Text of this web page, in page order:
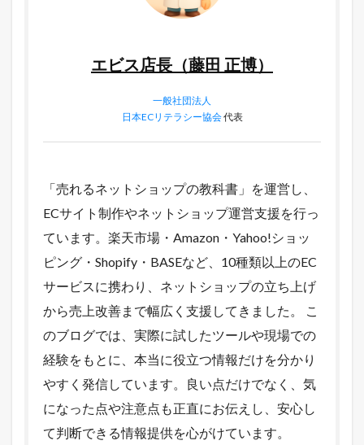
エビス店長（藤田 正博）
一般社団法人
日本ECリテラシー協会代表
「売れるネットショップの教科書」を運営し、
ECサイト制作やネットショップ運営支援を行っ
ています。楽天市場・Amazon・Yahoo!ショッ
ピング・Shopify・BASEなど、10種類以上のEC
サービスに携わり、ネットショップの立ち上げ
から売上改善まで幅広く支援してきました。 こ
のブログでは、実際に試したツールや現場での
経験をもとに、本当に役立つ情報だけを分かり
やすく発信しています。良い点だけでなく、気
になった点や注意点も正直にお伝えし、安心し
て判断できる情報提供を心がけています。